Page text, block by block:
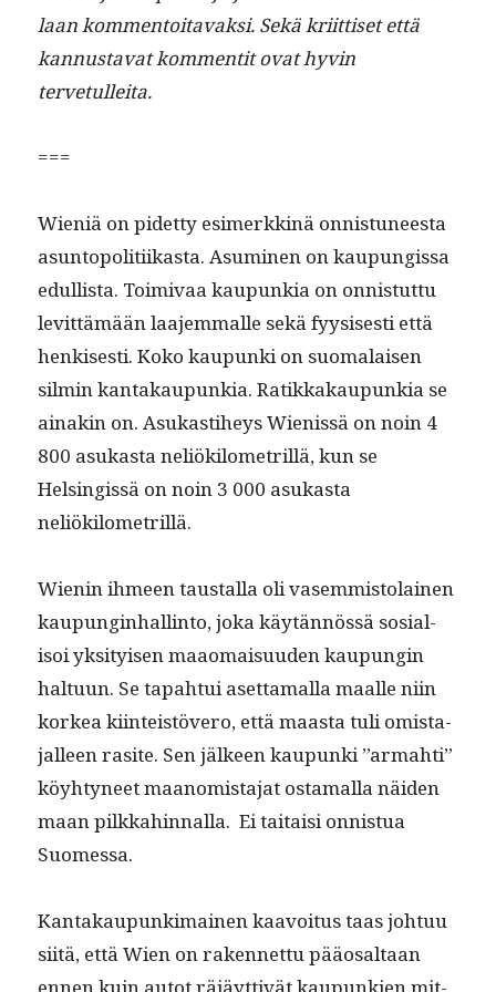
laan kom­men­toitavak­si. Sekä kri­it­tiset että
kan­nus­ta­vat kom­men­tit ovat hyvin
tervetulleita.
===
Wieniä on pidet­ty esimerkkinä onnis­tuneesta
asun­topoli­ti­ikas­ta. Asum­i­nen on kaupungis­sa
edullista. Toimi­vaa kaupunkia on onnis­tut­tu
levit­tämään laa­jem­malle sekä fyy­sis­es­ti että
henkises­ti. Koko kaupun­ki on suo­ma­laisen
silmin kan­takaupunkia. Ratikkakaupunkia se
ainakin on. Asukasti­heys Wienis­sä on noin 4
800 asukas­ta neliök­ilo­metril­lä, kun se
Helsingis­sä on noin 3 000 asukas­ta
neliökilometrillä.
Wienin ihmeen taustal­la oli vasem­mis­to­lainen
kaupung­in­hallinto, joka käytän­nössä sosial­
isoi yksi­tyisen maao­maisu­u­den kaupun­gin
hal­tu­un. Se tapah­tui aset­ta­mal­la maalle niin
korkea kiin­teistövero, että maas­ta tuli omis­ta­
jalleen rasite. Sen jäl­keen kaupun­ki ”armahti”
köy­htyneet maan­omis­ta­jat osta­mal­la näi­den
maan pilkkahin­nal­la. Ei taitaisi onnis­tua
Suomessa.
Kan­takaupunki­mainen kaavoitus taas johtuu
siitä, että Wien on raken­net­tu pääos­altaan
ennen kuin autot räjäyt­tivät kaupunkien mit­